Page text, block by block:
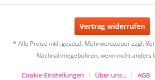
Vertrag widerrufen
* Alle Preise inkl. gesetzl. Mehrwertsteuer zzgl.
Nachnahmegebühren, wenn nicht anders
Cookie-Einstellungen Über uns... AGB